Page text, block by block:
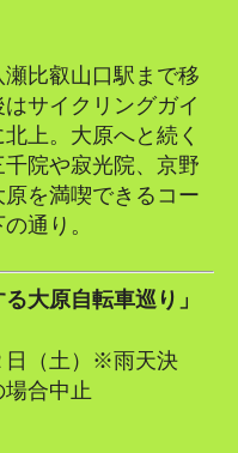
比叡山口駅まで移
サイクリングガイ
上。大原へと続く
院や寂光院、京野
を満喫できるコー
通り。
大原自転車巡り」
日（土）※雨天決
合中止